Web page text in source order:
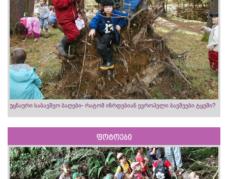
უცნაური საბავშვო ბაღები- რატომ იზრდებიან ევროპელი ბავშვები ტყეში?
ფოტოები